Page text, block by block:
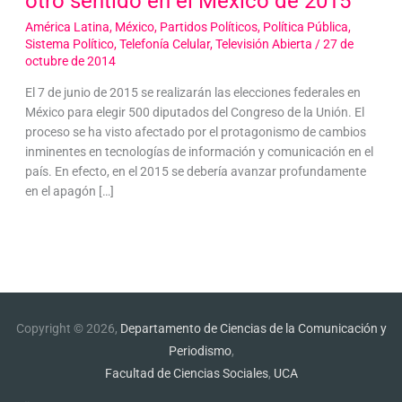
América Latina, México, Partidos Políticos, Política Pública,
Sistema Político,Telefonía Celular,Televisión Abierta /27 de
octubre de 2014
El 7 de junio de 2015 se realizarán las elecciones federales en
México para elegir 500 diputados del Congreso de la Unión. El
proceso se ha visto afectado por el protagonismo de cambios
inminentes en tecnologías de información y comunicación en el
país. En efecto, en el 2015 se debería avanzar profundamente
en el apagón […]
Copyright © 2026, Departamento de Ciencias de la Comunicación y
Periodismo,
Facultad de Ciencias Sociales, UCA